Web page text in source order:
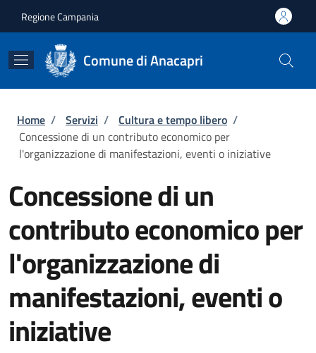
Regione Campania
Comune di Anacapri
Briciole di pane
Home / Servizi / Cultura e tempo libero /
Concessione di un contributo economico per
l'organizzazione di manifestazioni, eventi o iniziative
Concessione di un
contributo economico per
l'organizzazione di
manifestazioni, eventi o
iniziative